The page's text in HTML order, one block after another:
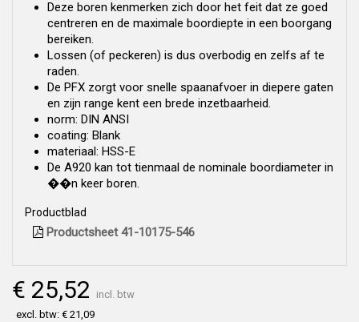
Deze boren kenmerken zich door het feit dat ze goed
centreren en de maximale boordiepte in een boorgang
bereiken.
Lossen (of peckeren) is dus overbodig en zelfs af te
raden.
De PFX zorgt voor snelle spaanafvoer in diepere gaten
en zijn range kent een brede inzetbaarheid.
norm: DIN ANSI
coating: Blank
materiaal: HSS-E
De A920 kan tot tienmaal de nominale boordiameter in
��n keer boren.
Productblad
Productsheet 41-10175-546
€ 25,52
incl. btw
excl. btw: € 21,09